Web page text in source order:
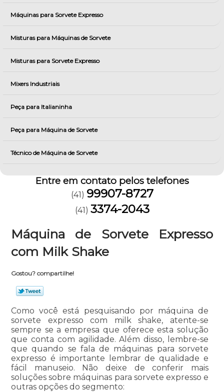
Máquinas para Sorvete Expresso
Misturas para Máquinas de Sorvete
Misturas para Sorvete Expresso
Mixers Industriais
Peça para Italianinha
Peça para Máquina de Sorvete
Técnico de Máquina de Sorvete
Entre em contato pelos telefones
(41) 99907-8727
(41) 3374-2043
Máquina de Sorvete Expresso
com Milk Shake
Gostou? compartilhe!
Como você está pesquisando por máquina de
sorvete expresso com milk shake, atente-se
sempre se a empresa que oferece esta solução
que conta com agilidade. Além disso, lembre-se
que quando se fala de máquinas para sorvete
expresso é importante lembrar de qualidade e
fácil manuseio. Não deixe de conferir mais
soluções sobre máquinas para sorvete expresso e
outras opções do segmento: